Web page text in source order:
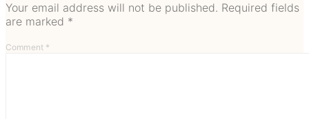
Your email address will not be published. Required fields
are marked *
Comment *